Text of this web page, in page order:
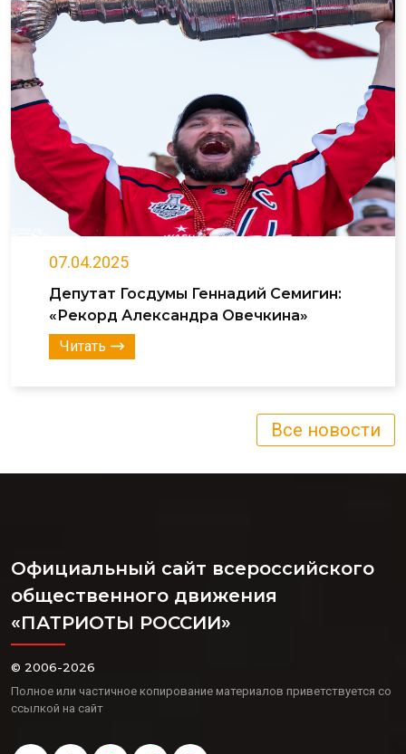
07.04.2025
Депутат Госдумы Геннадий Семигин:
«Рекорд Александра Овечкина»
Читать
Все новости
Официальный сайт всероссийского
общественного движения
«ПАТРИОТЫ РОССИИ»
© 2006-2026
Полное или частичное копирование материалов приветствуется со
ссылкой на сайт